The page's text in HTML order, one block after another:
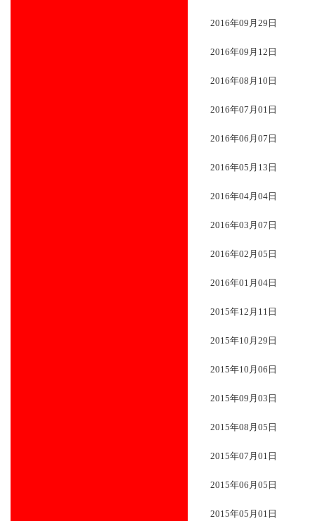
2016年09月29日
2016年09月12日
2016年08月10日
2016年07月01日
2016年06月07日
2016年05月13日
2016年04月04日
2016年03月07日
2016年02月05日
2016年01月04日
2015年12月11日
2015年10月29日
2015年10月06日
2015年09月03日
2015年08月05日
2015年07月01日
2015年06月05日
2015年05月01日